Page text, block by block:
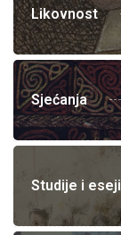
Likovnost
Sjećanja
Studije i eseji